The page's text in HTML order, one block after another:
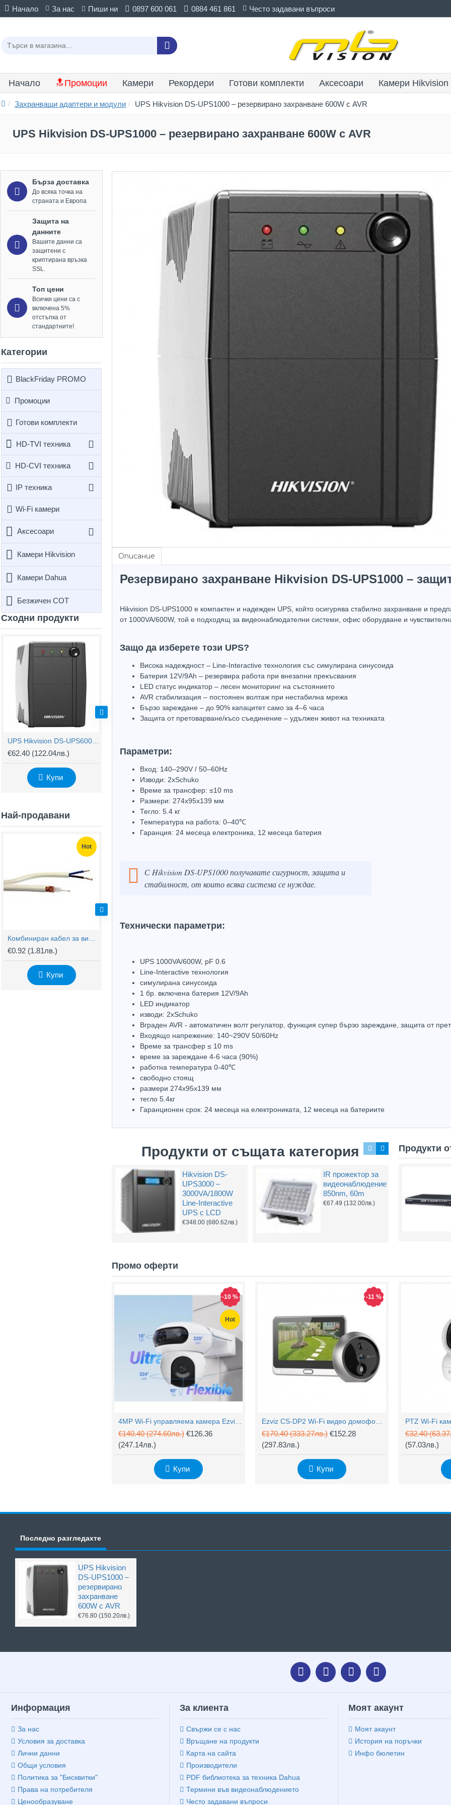
Начало За нас Пиши ни 0897 600 061 0884 461 861 Често задавани въпроси
Начало 🔝Промоции Камери Рекордери Готови комплекти Аксесоари Камери Hikvision
Захранващи адаптери и модули UPS Hikvision DS-UPS1000 – резервирано захранване 600W с AVR
UPS Hikvision DS-UPS1000 – резервирано захранване 600W с AVR
Бърза доставка
До всяка точка на
страната и Европа
Защита на
данните
Вашите данни са
защитени с
криптирана връзка
SSL.
Топ цени
Всички цени са с
включена 5%
отстъпка от
стандартните!
Категории
BlackFriday PROMO
Промоции
Готови комплекти
HD-TVI техника
HD-CVI техника
IP техника
Wi-Fi камери
Аксесоари
Камери Hikvision
Камери Dahua
Безжичен СОТ
Сходни продукти
€62.40 (122.04лв.)
Купи
€224.41(438.90лв.)
Купи
Най-продавани
Hot
€0.92 (1.81лв.)
Купи Купи
Описание
Резервирано захранване Hikvision DS-UPS1000 –
Hikvision DS-UPS1000 е компактен и надежден UPS, който осигурява стабилно захранване и
от 1000VA/600W, той е подходящ за видеонаблюдателни системи, офис оборудване и
Защо да изберете този UPS?
Висока надеждност – Line-Interactive технология със симулирана синусоида
Батерия 12V/9Ah – резервира работа при внезапни прекъсвания
LED статус индикатор – лесен мониторинг на състоянието
AVR стабилизация – постоянен волтаж при нестабилна мрежа
Бързо зареждане – до 90% капацитет само за 4–6 часа
Защита от претоварване/късо съединение – удължен живот на техниката
Параметри:
Вход: 140–290V / 50–60Hz
Изводи: 2xSchuko
Време за трансфер: ≤10 ms
Размери: 274x95x139 мм
Тегло: 5.4 кг
Температура на работа: 0–40℃
Гаранция: 24 месеца електроника, 12 месеца батерия
С Hikvision DS-UPS1000 получавате сигурност, защита и
стабилност, от които всяка система се нуждае.
Технически параметри:
UPS 1000VA/600W, pF 0.6
Line-Interactive технология
симулирана синусоида
1 бр. включена батерия 12V/9Ah
LED индикатор
изводи: 2xSchuko
Вграден AVR - автоматичен волт регулатор, функция супер бързо зареждане, защита от
Входящо напрежение: 140~290V 50/60Hz
Време за трансфер ≤ 10 ms
време за зареждане 4-6 часа (90%)
работна температура 0-40℃
свободно стоящ
размери 274x95x139 мм
тегло 5.4кг
Гаранционен срок: 24 месеца на електрониката, 12 месеца на батериите
Продукти от същата категория
Hikvision DS-
UPS3000 –
3000VA/1800W
Line-Interactive
UPS с LCD
€348.00 (680.62лв.)
IR прожектор за
видеонаблюдение
850nm, 60m
€67.49 (132.00лв.)
Продукти
Промо оферти
Hot
-10 %
€140.40(274.60лв.) €126.36
(247.14лв.)
Купи
-11 %
€170.40(333.27лв.) €152.28
(297.83лв.)
Купи
€32.40
(57.03лв.)
Последно разгледахте
UPS Hikvision
DS-UPS1000 –
резервирано
захранване
600W с AVR
€76.80(150.20лв.)
Информация
За нас
Условия за доставка
Лични данни
Общи условия
Политика за "Бисквитки"
Права на потребителя
Ценообразуване
За клиента
Свържи се с нас
Връщане на продукти
Карта на сайта
Производители
PDF библиотека за техника Dahua
Термини във видеонаблюдението
Често задавани въпроси
Моят акаунт
Моят акаунт
История на поръчки
Инфо бюлетин